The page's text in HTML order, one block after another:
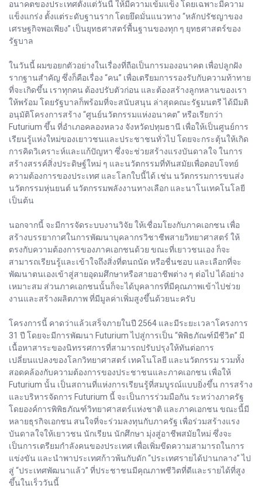
อนาคตของประเทศตั้งแต่วันนี้ ให้มีความเข้มแข็ง โดยเฉพาะมีความ
แข็งแกร่ง ตั้งแต่ระดับฐานราก โดยยึดมั่นแนวทาง “หลักปรัชญาของ
เศรษฐกิจพอเพียง” เป็นยุทธศาสตร์พื้นฐานของทุก ๆ ยุทธศาสตร์ของ
รัฐบาล
ในวันนี้ ผมขอยกตัวอย่างในเรื่องที่ถือเป็นการมองอนาคต เพื่อปลูกฝัง
รากฐานสำคัญ ซึ่งก็คือเรื่อง “คน” เพื่อเตรียมการรองรับกับความท้าทาย
ที่จะเกิดขึ้น เราทุกคน ต้องปรับตัวก่อน และต้องสร้างลูกหลานของเรา
ให้พร้อม โดยรัฐบาลก็พร้อมที่จะสนับสนุน ล่าสุดคณะรัฐมนตรี ได้มีมติ
อนุมัติโครงการสร้าง “ศูนย์นวัตกรรมแห่งอนาคต” หรือเรียกว่า
Futurium ขึ้น ที่อำเภอคลองหลวง จังหวัดปทุมธานี เพื่อให้เป็นศูนย์การ
เรียนรู้แห่งใหม่ของเยาวชนและประชาชนทั่วไป โดยจะกระตุ้นให้เกิด
การคิดวิเคราะห์และแก้ปัญหา ซึ่งจะช่วยสร้างแรงบันดาลใจ ในการ
สร้างสรรค์สิ่งประดิษฐ์ใหม่ ๆ และนวัตกรรมที่ทันสมัยเพื่อตอบโจทย์
ความต้องการของประเทศ และโลกใบนี้ได้ เช่น นวัตกรรมการขนส่ง
นวัตกรรมหุ่นยนต์ นวัตกรรมพลังงานทางเลือก และนาโนเทคโนโลยี
เป็นต้น
นอกจากนี้ จะมีการจัดระบบงานวิจัย ให้เชื่อมโยงกับภาคเอกชน เพื่อ
สร้างบรรยากาศในการพัฒนาบุคลากรวิชาชีพสายวิทยาศาสตร์ ให้
ตรงกับความต้องการของภาคเอกชนด้วย ขณะที่เยาวชนเอง ก็จะ
สามารถเรียนรู้และเข้าใจถึงสิ่งที่ตนถนัด หรือชื่นชอบ และเลือกที่จะ
พัฒนาตนเองเข้าสู่สายอุดมศึกษาหรือสายอาชีพต่าง ๆ ต่อไป ได้อย่าง
เหมาะสม ส่วนภาคเอกชนนั้นก็จะได้บุคลากรที่มีคุณภาพเข้าไปช่วย
งานและสร้างผลิตภาพ ที่มีมูลค่าเพิ่มสูงขึ้นด้วยนะครับ
โครงการนี้ คาดว่าแล้วเสร็จภายในปี 2564 และมีระยะเวลาโครงการ
31 ปี โดยจะมีการพัฒนา Futurium ไปสู่การเป็น “พิพิธภัณฑ์มีชีวิต” มี
เนื้อหาสาระของนิทรรศการที่สามารถปรับปรุงให้ทันต่อการ
เปลี่ยนแปลงของโลกวิทยาศาสตร์ เทคโนโลยี และนวัตกรรม รวมทั้ง
สอดคล้องกับความต้องการของประชาชนและภาคเอกชน เพื่อให้
Futurium นั้น เป็นสถานที่แห่งการเรียนรู้ที่สมบูรณ์แบบยิ่งขึ้น การสร้าง
และบริหารจัดการ Futurium นี้ จะเป็นการร่วมมือกัน ระหว่างภาครัฐ
โดยองค์การพิพิธภัณฑ์วิทยาศาสตร์แห่งชาติ และภาคเอกชน ขณะนี้มี
หลายธุรกิจเอกชน สนใจที่จะร่วมลงทุนกับภาครัฐ เพื่อร่วมสร้างแรง
บันดาลใจให้เยาวชน นักเรียน นักศึกษา มุ่งสู่อาชีพสมัยใหม่ ซึ่งจะ
เป็นการเตรียมกำลังคนของประเทศ เพื่อเพิ่มขีดความสามารถในการ
แข่งขัน และนำพาประเทศก้าวพ้นกับดัก “ประเทศรายได้ปานกลาง” ไป
สู่ “ประเทศพัฒนาแล้ว” ที่ประชาชนมีคุณภาพชีวิตที่ดีและรายได้ที่สูง
ขึ้นในเร็ววันนี้